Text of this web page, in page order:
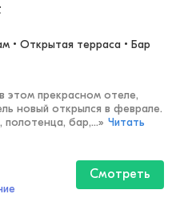
• Открытая терраса • Бар
этом прекрасном отеле,
новый открылся в феврале.
полотенца, бар,...» Читать
Смотреть